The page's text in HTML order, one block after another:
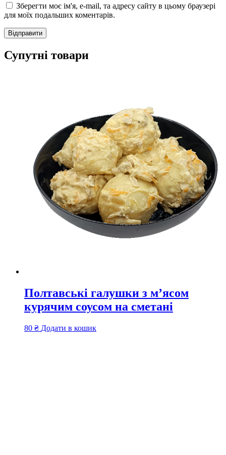
Зберегти моє ім'я, e-mail, та адресу сайту в цьому браузері
для моїх подальших коментарів.
Супутні товари
Полтавські галушки з м’ясом
курячим соусом на сметані
80 ₴ Додати в кошик